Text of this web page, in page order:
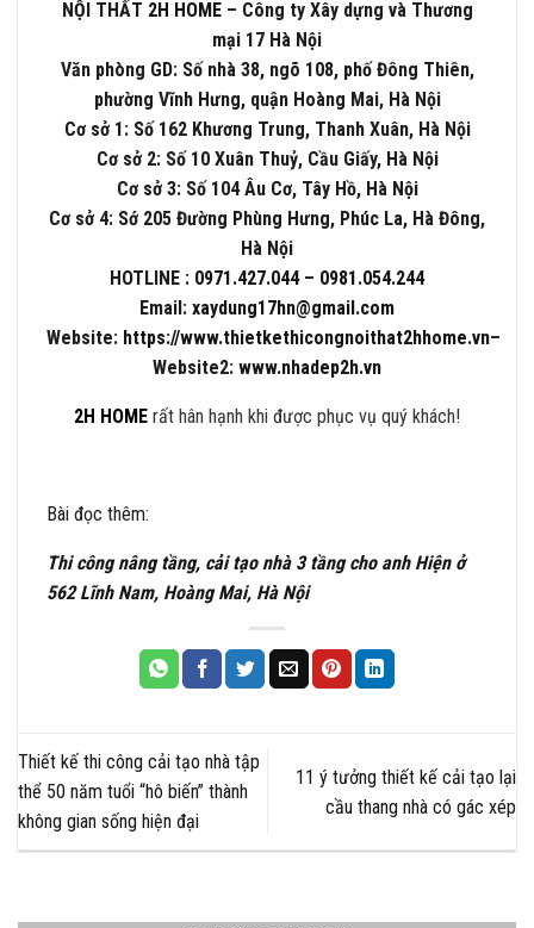
NỘI THẤT 2H HOME– Công ty Xây dựng và Thương
mại 17 Hà Nội
Văn phòng GD: Số nhà 38, ngõ 108, phố Đông Thiên,
phường Vĩnh Hưng, quận Hoàng Mai, Hà Nội
Cơ sở 1: Số 162 Khương Trung, Thanh Xuân, Hà Nội
Cơ sở 2: Số 10 Xuân Thuỷ, Cầu Giấy, Hà Nội
Cơ sở 3: Số 104 Âu Cơ, Tây Hồ, Hà Nội
Cơ sở 4: Sớ 205 Đường Phùng Hưng, Phúc La, Hà Đông,
Hà Nội
HOTLINE : 0971.427.044– 0981.054.244
Email: xaydung17hn@gmail.com
Website: https://www.thietkethicongnoithat2hhome.vn–
Website2: www.nhadep2h.vn
2H HOME rất hân hạnh khi được phục vụ quý khách!
Bài đọc thêm:
Thi công nâng tầng, cải tạo nhà 3 tầng cho anh Hiện ở
562 Lĩnh Nam, Hoàng Mai, Hà Nội
Thiết kế thi công cải tạo nhà tập
thể 50 năm tuổi “hô biến” thành
không gian sống hiện đại
11 ý tưởng thiết kế cải tạo lại
cầu thang nhà có gác xép